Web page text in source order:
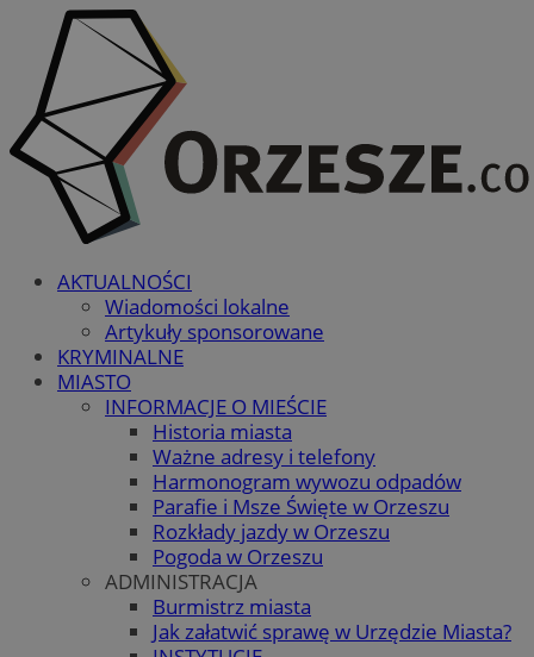
AKTUALNOŚCI
Wiadomości lokalne
Artykuły sponsorowane
KRYMINALNE
MIASTO
INFORMACJE O MIEŚCIE
Historia miasta
Ważne adresy i telefony
Harmonogram wywozu odpadów
Parafie i Msze Święte w Orzeszu
Rozkłady jazdy w Orzeszu
Pogoda w Orzeszu
ADMINISTRACJA
Burmistrz miasta
Jak załatwić sprawę w Urzędzie Miasta?